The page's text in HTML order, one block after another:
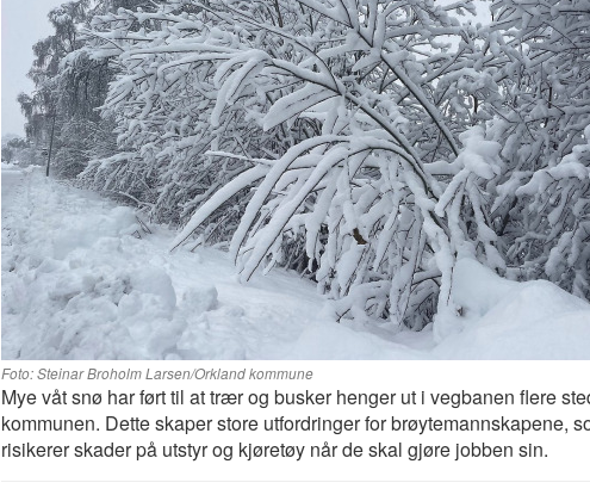
Foto: Steinar Broholm Larsen/Orkland kommune
Mye våt snø har ført til at trær og busker henger ut i vegbanen flere
kommunen. Dette skaper store utfordringer for brøytemannskapene,
risikerer skader på utstyr og kjøretøy når de skal gjøre jobben sin.